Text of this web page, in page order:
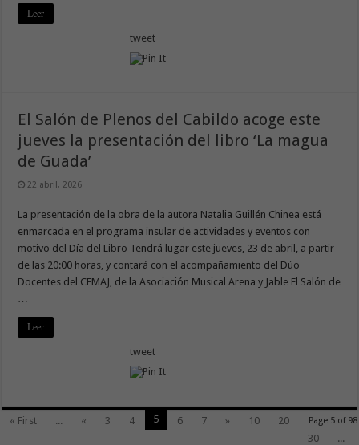
Leer
tweet
El Salón de Plenos del Cabildo acoge este
jueves la presentación del libro ‘La magua
de Guada’
22 abril, 2026
La presentación de la obra de la autora Natalia Guillén Chinea está
enmarcada en el programa insular de actividades y eventos con
motivo del Día del Libro Tendrá lugar este jueves, 23 de abril, a partir
de las 20:00 horas, y contará con el acompañamiento del Dúo
Docentes del CEMAJ, de la Asociación Musical Arena y Jable El Salón de
Leer
tweet
Page 5 of 98
« First ... « 3 4 5 6 7 » 10
20
30
...